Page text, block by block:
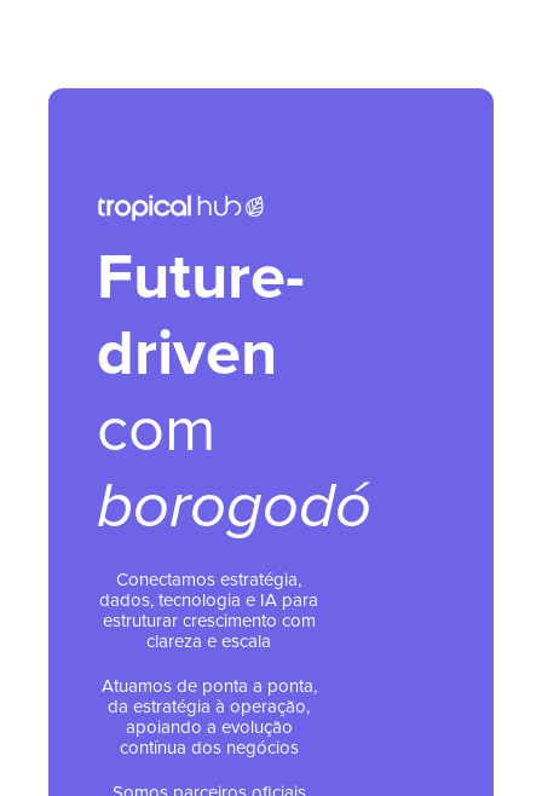
Future-
driven
com
borogodó
Conectamos estratégia,
dados, tecnologia e IA para
estruturar crescimento com
clareza e escala
Atuamos de ponta a ponta,
da estratégia à operação,
apoiando a evolução
contínua dos negócios